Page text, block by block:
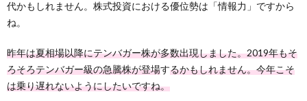
代かもしれません。株式投資における優位勢は「情報力」ですから
ね。
昨年は夏相場以降にテンバガー株が多数出現しました。2019年もそ
ろそろテンバガー級の急騰株が登場するかもしれません。今年こそ
は乗り遅れないようにしたいですね。